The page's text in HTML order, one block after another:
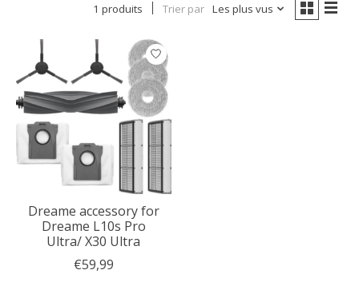
1 produits Trier par Les plus vus
Dreame accessory for
Dreame L10s Pro
Ultra/ X30 Ultra
€59,99